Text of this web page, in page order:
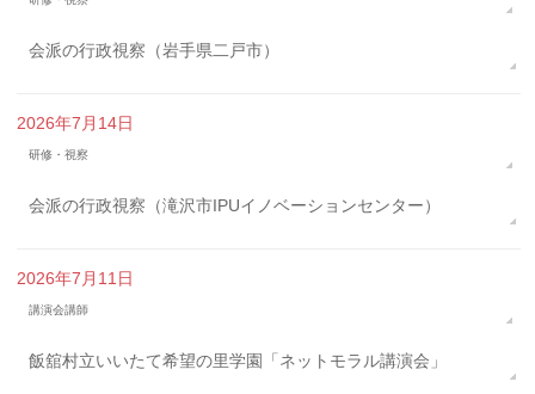
会派の行政視察（岩手県二戸市）
2026年7月14日
研修・視察
会派の行政視察（滝沢市IPUイノベーションセンター）
2026年7月11日
講演会講師
飯舘村立いいたて希望の里学園「ネットモラル講演会」